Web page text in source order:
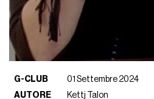
G-CLUB
01 Settembre 2024
AUTORE
Kettj Talon